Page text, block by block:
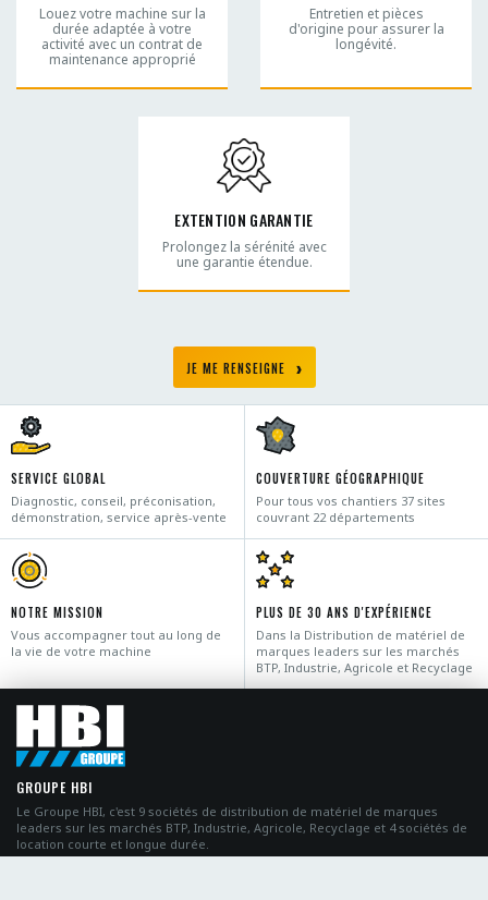
Louez votre machine sur la
durée adaptée à votre
activité avec un contrat de
maintenance approprié
Entretien et pièces
d'origine pour assurer la
longévité.
EXTENTION GARANTIE
Prolongez la sérénité avec
une garantie étendue.
JE ME RENSEIGNE
SERVICE GLOBAL
Diagnostic, conseil, préconisation,
démonstration, service après-vente
COUVERTURE GÉOGRAPHIQUE
Pour tous vos chantiers 37 sites
couvrant 22 départements
NOTRE MISSION
Vous accompagner tout au long de
la vie de votre machine
PLUS DE 30 ANS D'EXPÉRIENCE
Dans la Distribution de matériel de
marques leaders sur les marchés
BTP, Industrie, Agricole et Recyclage
GROUPE HBI
Le Groupe HBI, c'est 9 sociétés de distribution de matériel de marques
leaders sur les marchés BTP, Industrie, Agricole, Recyclage et 4 sociétés de
location courte et longue durée.